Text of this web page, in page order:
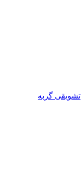
تشویقی گربه